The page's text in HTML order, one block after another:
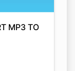
MP3 TO